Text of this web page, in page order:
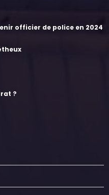
officier de police en 2024
?